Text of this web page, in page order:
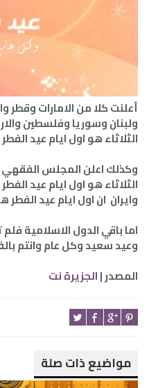
أعلنت كلا من الامارات وقطر
ولبنان وسوريا وفلسطين
الثلاثاء هو اول ايام عيد
وكذلك اعلن المجلس الفقهي
الثلاثاء هو اول ايام عيد
وايران ان اول ايام عيد الفطر
اما باقي الدول الاسلامية
وعيد سعيد وكل عام وانتم
المصدر| الجزيرة نت
مواضيع ذات صلة